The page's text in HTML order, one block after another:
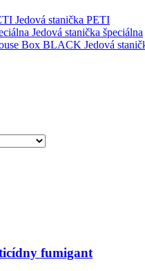
Jedová stanička PETI
Jedová stanička špeciálna
Jedová
fumigant